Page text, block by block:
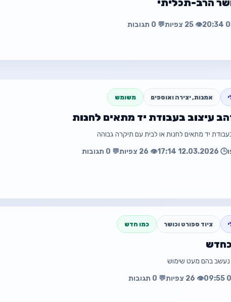
👁️ 25 צפיות 💬 0 תגובות
אמנות, יצירה ואוספים משומש
עיצוב בעבודת יד מתאים לחנות
לבית עם תיקרה גבוהה
🕒 12.03.2026 17:14 👁️ 26 צפיות 💬 0 תגובות
שנדליר בזהב ציוד ספורט וכושר כמו חדש
בהם מעט שימוש
👁️ 26 צפיות 💬 0 תגובות